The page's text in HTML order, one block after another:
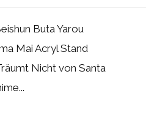
Buta Yarou
Mai Acryl Stand
Nicht von Santa